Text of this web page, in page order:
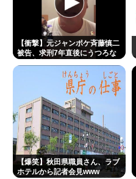
糖質寛解傾向なんだが
る」と言ったら母親に
現在ヤフコメ時速ラン
思う？
ベジットのベジータ要
Powered by livedoor 相互RSS
【衝撃】元ジャンポケ斉藤慎二
被告、求刑7年直後にうつろな
る・・・・・・・・・
【爆笑】秋田県職員さん、ラブ
ホテルから記者会見www